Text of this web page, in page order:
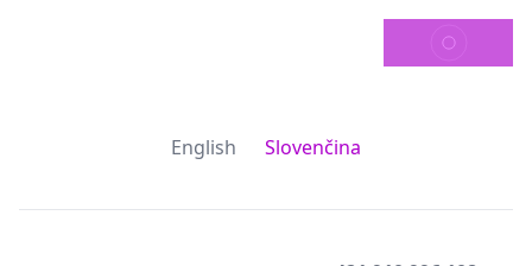
ODOSLAŤ
English Slovenčina